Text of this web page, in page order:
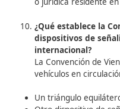
encuentren en
triángulos de
equivalente
¿Es necesario
señal V-16 en
continuar